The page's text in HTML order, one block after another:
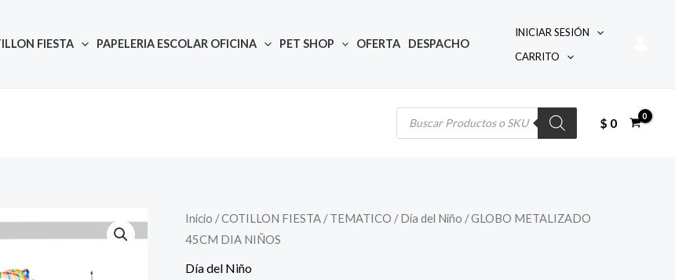
FIESTA PAPELERIA ESCOLAR OFICINA PET SHOP OFERTA DESPACHO
INICIAR SESIÓN
CARRITO
Búsqueda
$ 0
Inicio /COTILLON FIESTA /TEMATICO /Día del Niño / GLOBO METALIZADO
45CM DIA NIÑOS
Día del Niño
El
El
Quantity